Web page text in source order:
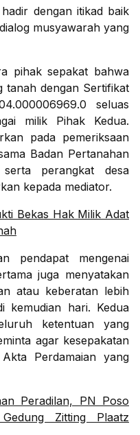
dengan itikad baik
musyawarah yang
pihak sepakat bahwa
tanah dengan Sertifikat
seluas
milik Pihak Kedua.
pada pemeriksaan
Badan Pertanahan
perangkat desa
kepada mediator.
Bekas Hak Milik Adat
pendapat mengenai
juga menyatakan
atau keberatan lebih
kemudian hari. Kedua
ketentuan yang
agar kesepakatan
Perdamaian yang
Peradilan, PN Poso
Zitting Plaatz